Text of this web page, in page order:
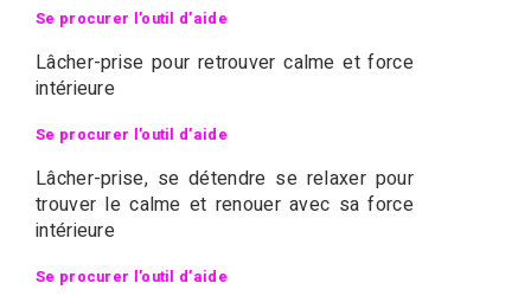
Se procurer l’outil d’aide
Lâcher-prise pour retrouver calme et force
intérieure
Se procurer l’outil d’aide
Lâcher-prise, se détendre se relaxer pour
trouver le calme et renouer avec sa force
intérieure
Se procurer l’outil d’aide